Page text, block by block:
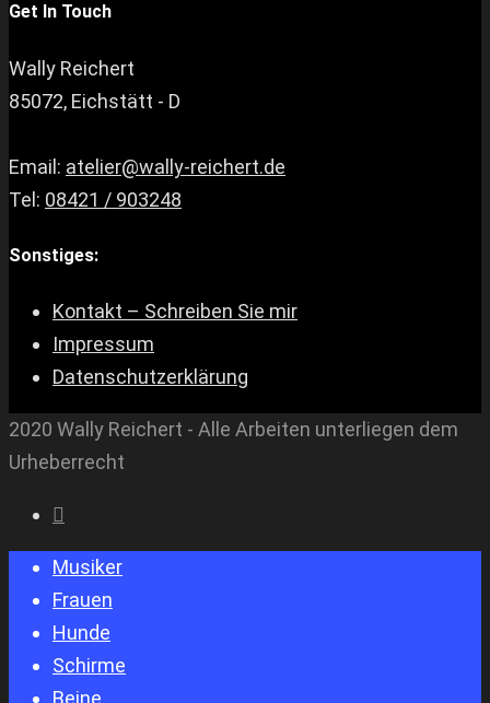
Get In Touch
Wally Reichert
85072, Eichstätt - D
Email: atelier@wally-reichert.de
Tel: 08421 / 903248
Sonstiges:
Kontakt – Schreiben Sie mir
Impressum
Datenschutzerklärung
2020 Wally Reichert - Alle Arbeiten unterliegen dem
Urheberrecht
Musiker
Frauen
Hunde
Schirme
Beine